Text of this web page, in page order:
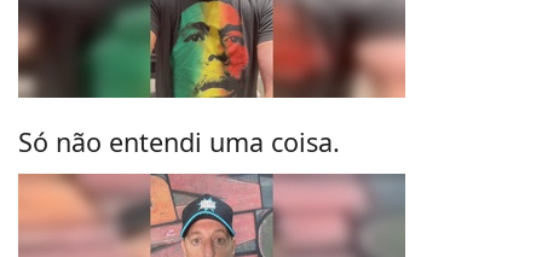
Só não entendi uma coisa.